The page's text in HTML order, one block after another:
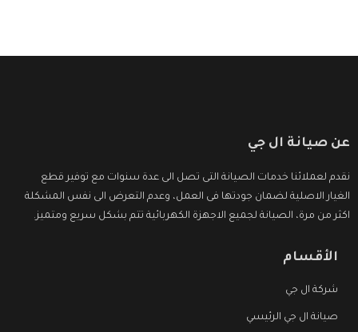
عن صيانة ال جي
نقدم لعملائنا خدمات الصيانة التى تصل الى عدة سنوات مع توفير قطع
الغيار الاصلية لضمان جودتها فى العمل، وعدم التعرض الى نفس المشكلة
اكثر من مرة، الصيانة لجميع الاجهزة الكهربائية تتم بشكل سريع ومتميز.
الأقسام
شركة ال جي
صيانة ال جي الرئيسي